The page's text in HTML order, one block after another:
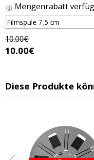
Mengenrabatt
10.00€
10.00€
Diese Produkte